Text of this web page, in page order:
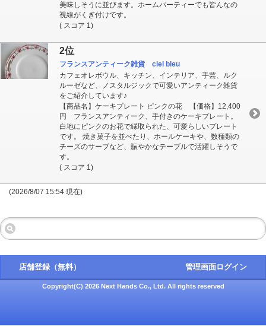
美味しそうに並びます。ホームパーティーでも皆んなの
視線がくぎ付けです。
( スコア 1)
2位
フランスアンティーク雑貨 ciel bleu
カフェオレボウル、キッチン、インテリア、手芸、ルク
ルーゼなど、ノスタルジックで可愛いアンティーク雑貨
をご紹介しています♪
【商品名】ケーキプレート ピンクの花 【価格】12,400
円 フランスアンティーク、手付きのケーキプレート。
白地にピンクのお花で縁取られた、可愛らしいプレート
です。 焼き菓子を並べたり、ホールケーキや、数種類の
チーズのサーブなど、賑やかなテーブルで活躍しそうで
す。
( スコア 1)
(2026/8/07 15:54 現在)
店舗登録（無料） 管理画面ログイン
Copyright(C) 2026 Next Hands Co., Ltd. All rights reserved